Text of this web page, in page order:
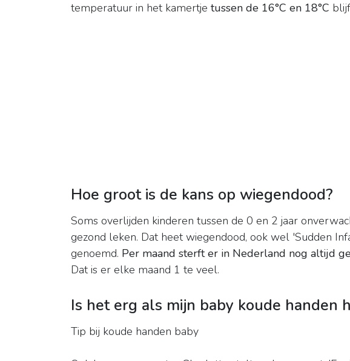
temperatuur in het kamertje tussen de 16°C en 18°C
Hoe groot is de kans op wiegendood?
Soms overlijden kinderen tussen de 0 en 2 jaar
gezond leken. Dat heet wiegendood, ook wel 'Sudden
genoemd. Per maand sterft er in Nederland nog altijd
Dat is er elke maand 1 te veel.
Is het erg als mijn baby koude handen
Tip bij koude handen baby